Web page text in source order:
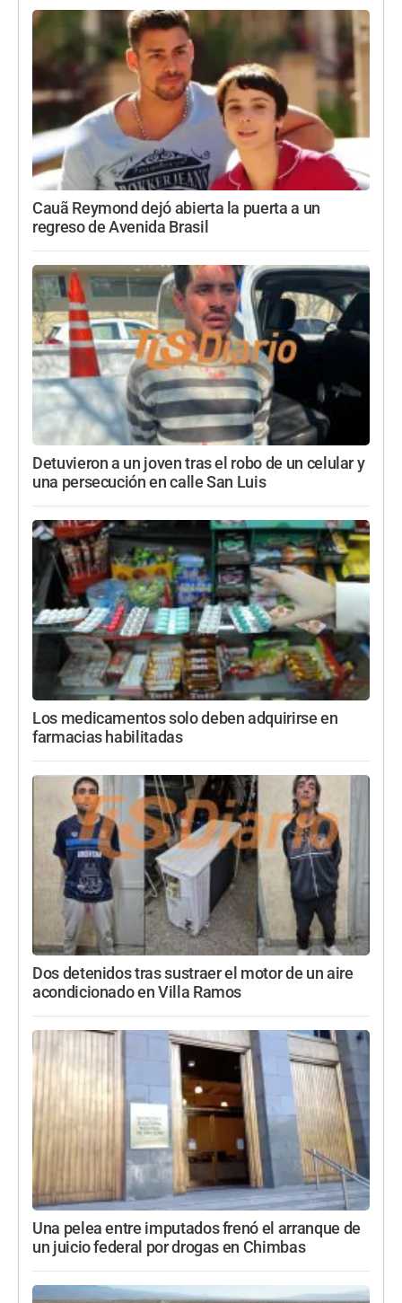
Cauã Reymond dejó abierta la puerta a un
regreso de Avenida Brasil
Detuvieron a un joven tras el robo de un celular y
una persecución en calle San Luis
Los medicamentos solo deben adquirirse en
farmacias habilitadas
Dos detenidos tras sustraer el motor de un aire
acondicionado en Villa Ramos
Una pelea entre imputados frenó el arranque de
un juicio federal por drogas en Chimbas